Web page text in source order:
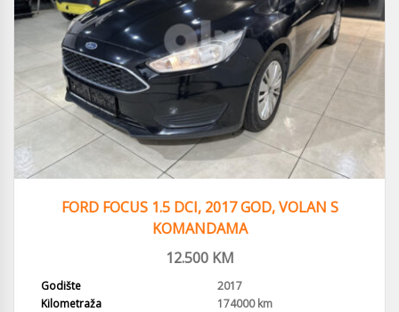
FORD FOCUS 1.5 DCI, 2017 GOD, VOLAN S
KOMANDAMA
12.500KM
Godište
2017
Kilometraža
174000 km